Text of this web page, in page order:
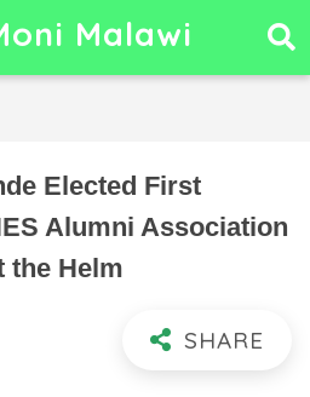
Malawi
Elected First
Alumni Association
the Helm